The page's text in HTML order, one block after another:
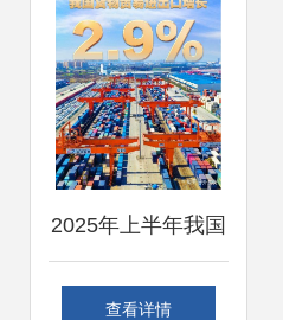
2025年上半年我国
货物贸易 出口稳步
查看详情